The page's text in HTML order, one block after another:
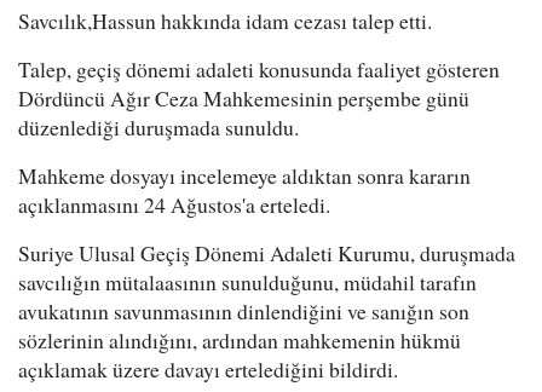
Savcılık,Hassun hakkında idam cezası talep etti.
Talep, geçiş dönemi adaleti konusunda faaliyet gösteren
Dördüncü Ağır Ceza Mahkemesinin perşembe günü
düzenlediği duruşmada sunuldu.
Mahkeme dosyayı incelemeye aldıktan sonra kararın
açıklanmasını 24 Ağustos'a erteledi.
Suriye Ulusal Geçiş Dönemi Adaleti Kurumu, duruşmada
savcılığın mütalaasının sunulduğunu, müdahil tarafın
avukatının savunmasının dinlendiğini ve sanığın son
sözlerinin alındığını, ardından mahkemenin hükmü
açıklamak üzere davayı ertelediğini bildirdi.